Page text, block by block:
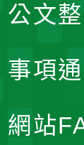
公文
事項
網站